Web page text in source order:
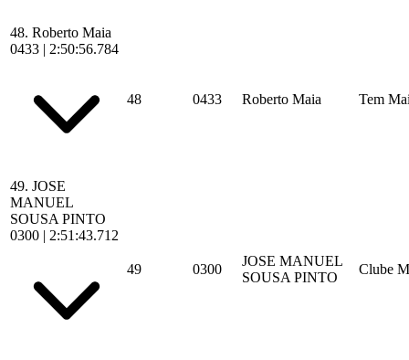
48. Roberto Maia
0433 | 2:50:56.784
48 0433 Roberto Maia Tem
49. JOSE
MANUEL
SOUSA PINTO
0300 | 2:51:43.712
49 0300
JOSE MANUEL
SOUSA PINTO
Clube